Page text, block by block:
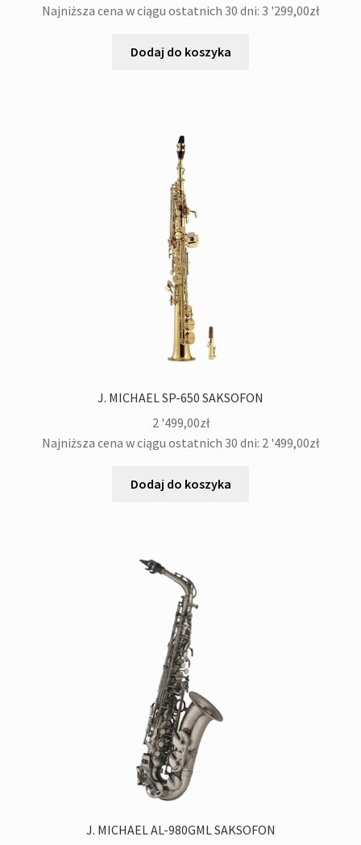
Najniższa cena w ciągu ostatnich 30 dni: 3 '299,00zł
Dodaj do koszyka
J. MICHAEL SP-650 SAKSOFON
2 '499,00zł
Najniższa cena w ciągu ostatnich 30 dni: 2 '499,00zł
Dodaj do koszyka
J. MICHAEL AL-980GML SAKSOFON